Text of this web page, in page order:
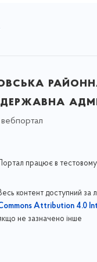
працює в
контент доступний за
Attribution 4.0
не зазначено інше